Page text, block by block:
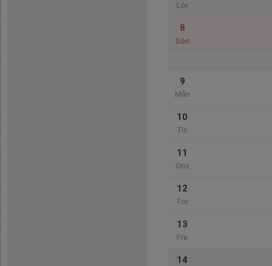
Lör
8
Sön
9
Mån
10
Tis
11
Ons
12
Tor
13
Fre
14